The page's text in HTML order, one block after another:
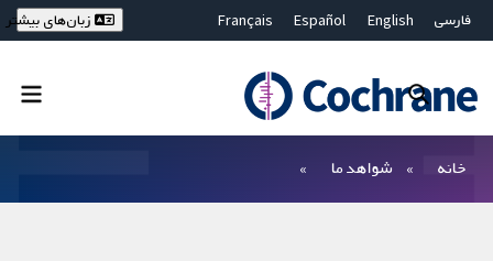
فارسی English
Español
Français
Bahasa Malaysia
ไทย
繁體中文
زبان‌های بیشتر
خانه شواهد ما